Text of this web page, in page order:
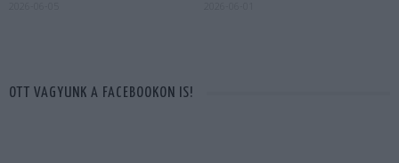
OTT VAGYUNK A FACEBOOKON IS!